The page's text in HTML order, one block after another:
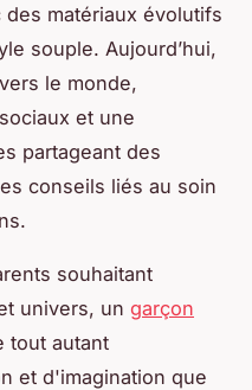
matériaux évolutifs
souple. Aujourd’hui,
le monde,
et une
partageant des
conseils liés au soin
souhaitant
univers, un garçon
tout autant
et d'imagination que